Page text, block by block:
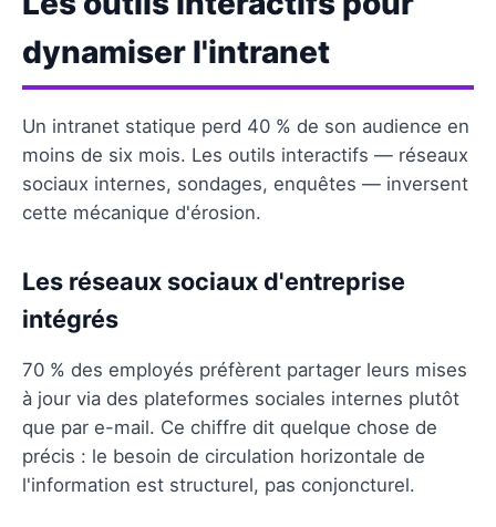
dynamiser l'intranet
Un intranet statique perd 40 % de son audience en
moins de six mois. Les outils interactifs — réseaux
sociaux internes, sondages, enquêtes — inversent
cette mécanique d'érosion.
Les réseaux sociaux d'entreprise
intégrés
70 % des employés préfèrent partager leurs mises
à jour via des plateformes sociales internes plutôt
que par e-mail. Ce chiffre dit quelque chose de
précis : le besoin de circulation horizontale de
l'information est structurel, pas conjoncturel.